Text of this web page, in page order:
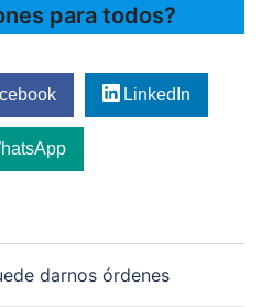
para todos?
LinkedIn
darnos órdenes